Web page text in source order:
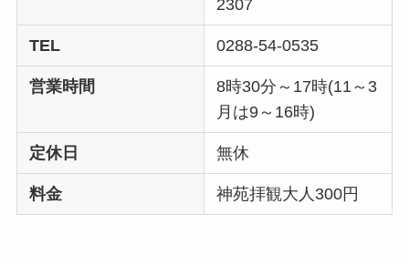
2307
TEL 0288-54-0535
営業時間
8時30分～17時(11～3
月は9～16時)
定休日 無休
料金 神苑拝観大人300円